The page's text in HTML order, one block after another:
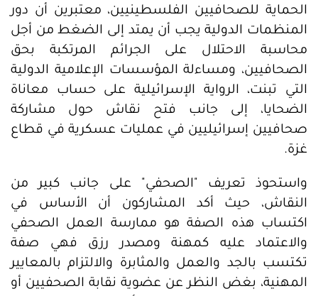
الحماية للصحافيين الفلسطينيين، معتبرين أن دور
المنظمات الدولية يجب أن يمتد إلى الضغط من أجل
محاسبة الاحتلال على الجرائم المرتكبة بحق
الصحافيين، ومساءلة المؤسسات الإعلامية الدولية
التي تبنت، الرواية الإسرائيلية على حساب معاناة
الضحايا، إلى جانب فتح نقاش حول مشاركة
صحافيين إسرائيليين في عمليات عسكرية في قطاع
غزة.
واستحوذ تعريف "الصحفي" على جانب كبير من
النقاش، حيث أكد المشاركون أن الأساس في
اكتساب هذه الصفة هو ممارسة العمل الصحفي
والاعتماد عليه كمهنة ومصدر رزق فهي صفة
تكتسب بالجد والعمل والمثابرة والالتزام بالمعايير
المهنية، بغض النظر عن عضوية نقابة الصحفيين أو